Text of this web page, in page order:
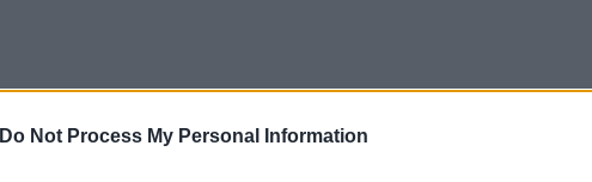
Do Not Process My Personal Information